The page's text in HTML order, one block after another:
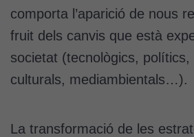
comporta l’aparició de nous
fruit dels canvis que està
societat (tecnològics, polítics,
culturals, mediambientals…).
La transformació de les